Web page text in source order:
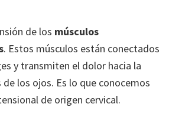
de los músculos
. Estos músculos están conectados
y transmiten el dolor hacia la
los ojos. Es lo que conocemos
de origen cervical.